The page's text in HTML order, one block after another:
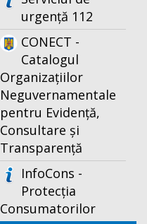
urgență 112
CONECT -
Catalogul
Organizațiilor
Neguvernamentale
pentru Evidență,
Consultare și
Transparență
InfoCons -
Protecția
Consumatorilor